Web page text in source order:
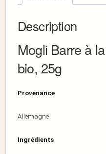
Description
Mogli Barre à
bio, 25g
Provenance
Allemagne
Ingrédients